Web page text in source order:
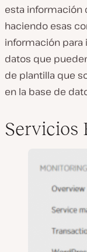
esta información
haciendo esas
información para
datos que
de plantilla que
en la base de
Servicios